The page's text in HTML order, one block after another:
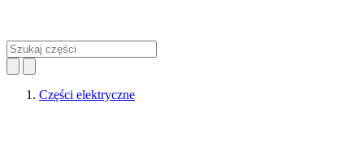
Części elektryczne